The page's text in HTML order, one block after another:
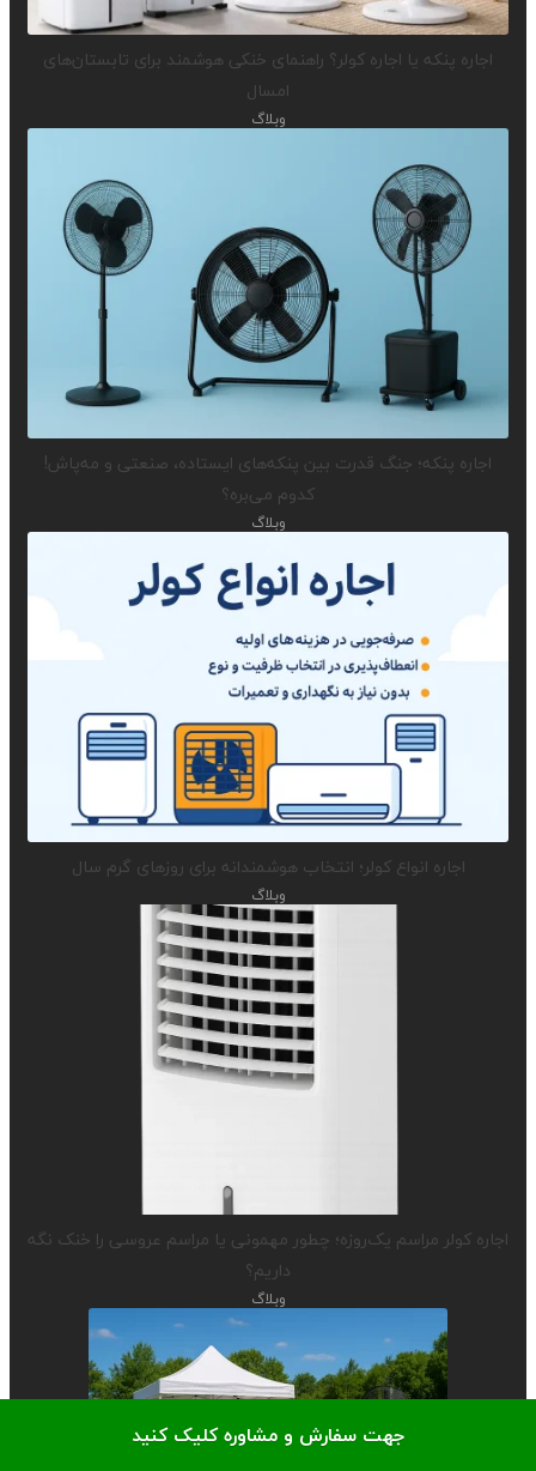
اجاره پنکه یا اجاره کولر؟ راهنمای خنکی هوشمند برای تابستان‌های
امسال
وبلاگ
اجاره پنکه؛ جنگ قدرت بین پنکه‌های ایستاده، صنعتی و مه‌پاش!
کدوم می‌بره؟
وبلاگ
اجاره انواع کولر؛ انتخاب هوشمندانه برای روزهای گرم سال
وبلاگ
اجاره کولر مراسم یک‌روزه؛ چطور مهمونی یا مراسم عروسی را خنک نگه
داریم؟
وبلاگ
جهت سفارش و مشاوره کلیک کنید